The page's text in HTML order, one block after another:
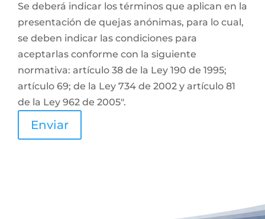
Se deberá indicar los términos que aplican en la
presentación de quejas anónimas, para lo cual,
se deben indicar las condiciones para
aceptarlas conforme con la siguiente
normativa: artículo 38 de la Ley 190 de 1995;
artículo 69; de la Ley 734 de 2002 y artículo 81
de la Ley 962 de 2005".
Enviar